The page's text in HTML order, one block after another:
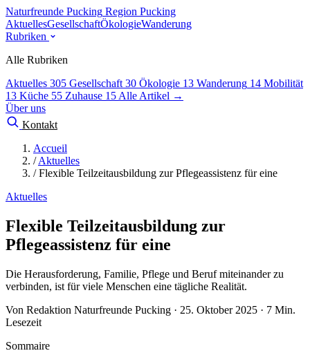
Naturfreunde Pucking Region Pucking
AktuellesGesellschaftÖkologieWanderung
Rubriken
Alle Rubriken
Aktuelles 305 Gesellschaft 30 Ökologie 13 Wanderung 14 Mobilität
13 Küche 55 Zuhause 15 Alle Artikel →
Über uns
Kontakt
Accueil
/ Aktuelles
/ Flexible Teilzeitausbildung zur Pflegeassistenz für eine
Aktuelles
Flexible Teilzeitausbildung zur
Pflegeassistenz für eine
Die Herausforderung, Familie, Pflege und Beruf miteinander zu
verbinden, ist für viele Menschen eine tägliche Realität.
Von Redaktion Naturfreunde Pucking · 25. Oktober 2025 · 7 Min.
Lesezeit
Sommaire